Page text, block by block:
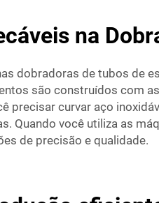
na
dobradoras de tubos de
são construídos com
precisar curvar aço
Quando você utiliza as
de precisão e qualidade.